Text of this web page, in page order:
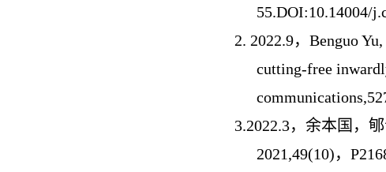
55.DOI:10.14004/
2. 2022.9，Benguo
cutting-free
3.2022.3，余本国，
2021,49(10)，